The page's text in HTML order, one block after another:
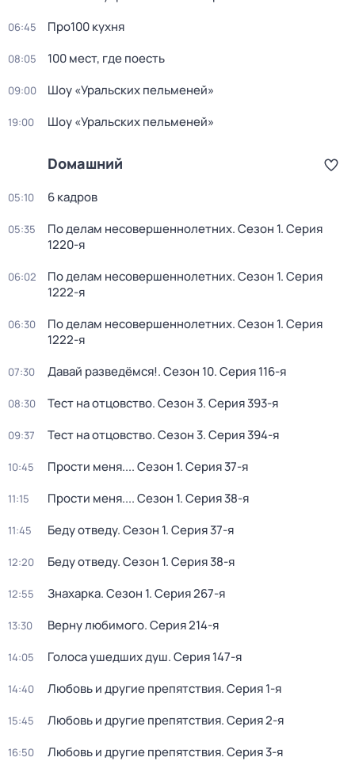
06:45 Про100 кухня
08:05 100 мест, где поесть
09:00 Шоу «Уральских пельменей»
19:00 Шоу «Уральских пельменей»
Dомашний
05:10 6 кадров
05:35 По делам несовершеннолетних. Сезон 1. Серия
1220-я
06:02 По делам несовершеннолетних. Сезон 1. Серия
1222-я
06:30 По делам несовершеннолетних. Сезон 1. Серия
1222-я
07:30 Давай рaзвeдёмся!. Сезон 10. Серия 116-я
08:30 Тест на отцовство. Сезон 3. Серия 393-я
09:37 Тест на отцовство. Сезон 3. Серия 394-я
10:45 Прости меня.... Сезон 1. Серия 37-я
11:15 Прости меня.... Сезон 1. Серия 38-я
11:45 Беду отведу. Сезон 1. Серия 37-я
12:20 Беду отведу. Сезон 1. Серия 38-я
12:55 Знaхaрка. Сезон 1. Серия 267-я
13:30 Верну любимого. Серия 214-я
14:05 Голocа ушедших душ. Серия 147-я
14:40 Любовь и другие препятствия. Серия 1-я
15:45 Любовь и другие препятствия. Серия 2-я
16:50 Любовь и другие препятствия. Серия 3-я